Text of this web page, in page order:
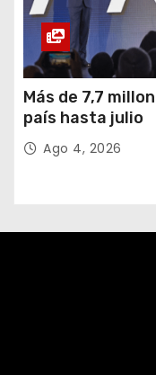
Más de 7,7
país hasta julio
Ago 4, 2026